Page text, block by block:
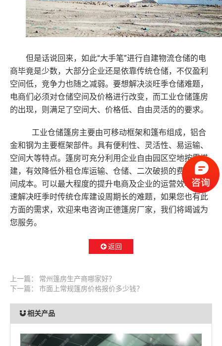
但是话说回来，如此“大手笔”进行自建物流仓储的电
商毕竟是少数，大部分企业还是依靠传统仓储，不仅盈利
空间低，竞争力也随之减弱。要想解决淡旺季仓储难题，
电商们必须对仓储空间及价格进行改变，而工业仓储篷房
的出现，则满足了空间大、价格低、自由灵活的的要求。
工业仓储篷房主要由可移动框架和篷布组成，铝合
金和钢为主要框架部件。具有便利性、灵活性、易运输、
空间大等特点。篷房可充分利用企业自由园区空地按需搭
建，有效降低外租仓库运输、仓储、二次破损的费用及时
间成本。可以最大程度的提升电商及企业的运营效率，快
速解决旺季时传统仓库建设周期长的难题，如果您也有此
方面的需求，欢迎来电咨询正德篷房厂家，我们将竭诚为
您服务。
返回
上一篇： 常州篷房生产商哪家好？
下一篇： 市面上常规篷房价格报价多少钱？
相关产品